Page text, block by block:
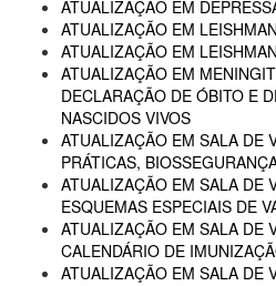
ATUALIZAÇÃO EM
ATUALIZAÇÃO EM
ATUALIZAÇÃO EM
ATUALIZAÇÃO EM
DECLARAÇÃO DE ÓBITO E
NASCIDOS VIVOS
ATUALIZAÇÃO EM SALA DE
PRÁTICAS,
ATUALIZAÇÃO EM SALA DE
ESQUEMAS ESPECIAIS DE
ATUALIZAÇÃO EM SALA DE
CALENDÁRIO DE
ATUALIZAÇÃO EM SALA DE